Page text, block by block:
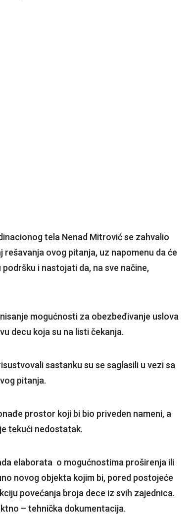
tela Nenad Mitrović se zahvalio
ovog pitanja, uz napomenu da će
i nastojati da, na sve načine,
mogućnosti za obezbeđivanje uslova
decu koja su na listi čekanja.
sastanku su se saglasili u vezi sa
pitanja.
prostor koji bi bio priveden nameni, a
tekući nedostatak.
elaborata o mogućnostima proširenja ili
novog objekta kojim bi, pored postojeće
povećanja broja dece iz svih zajednica.
– tehnička dokumentacija.